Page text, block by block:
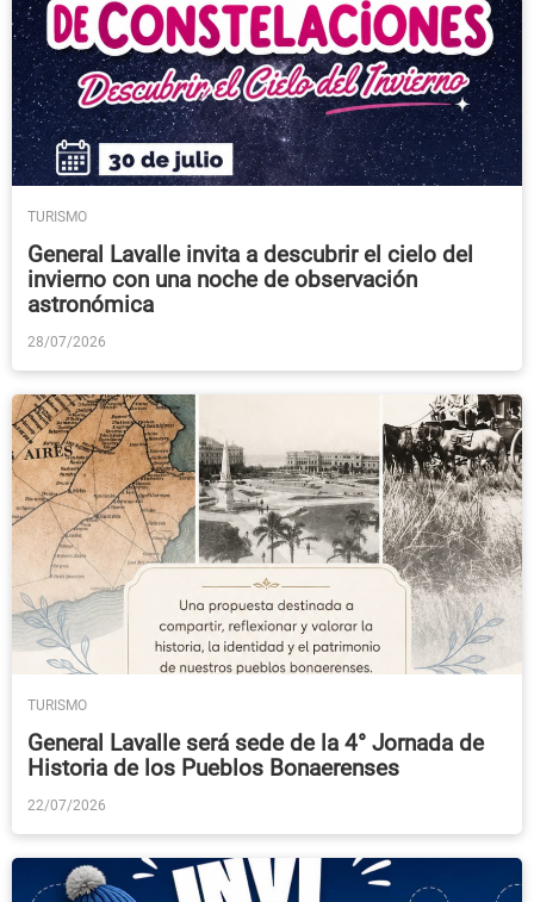
TURISMO
General Lavalle invita a descubrir el cielo del
invierno con una noche de observación
astronómica
28/07/2026
TURISMO
General Lavalle será sede de la 4° Jornada de
Historia de los Pueblos Bonaerenses
22/07/2026